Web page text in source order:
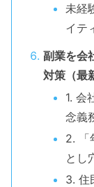
未経
イテ
副業を会
対策（最
1. 会
念義
2. 「
とし
3. 住